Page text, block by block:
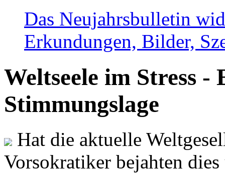
Das Neujahrsbulletin
Erkundungen, Bilder,
Weltseele im Stress -
Stimmungslage
Hat die aktuelle
Vorsokratiker bejahten